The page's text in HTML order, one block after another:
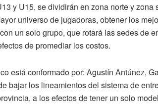
y U15, se dividirán en zona norte y zona
universo de jugadoras, obtener los
un solo grupo, que rotará las sedes de
de promediar los costos.
está conformado por: Agustín Antúnez,
bajar los lineamientos del sistema de
a los efectos de tener un solo